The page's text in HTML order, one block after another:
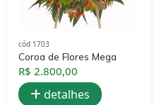
cód 1703
Coroa de Flores Mega
R$ 2.800,00
detalhes